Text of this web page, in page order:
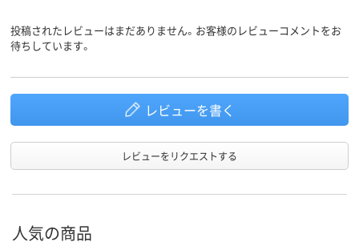
投稿されたレビューはまだありません。お客様のレビューコメントをお
待ちしています。
レビューを書く
レビューをリクエストする
人気の商品